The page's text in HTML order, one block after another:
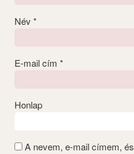
Név *
E-mail cím *
Honlap
A nevem, e-mail címem,